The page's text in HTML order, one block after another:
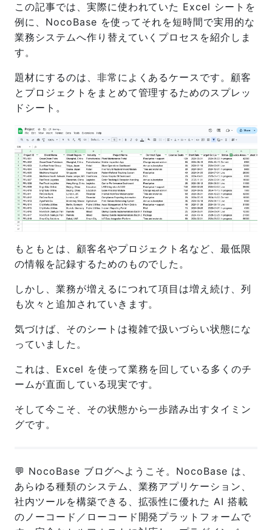
この記事では、実際に使われていた Excel シートを
例に、NocoBase を使ってそれを短時間で実用的な
業務システムへ作り替えていくプロセスを紹介しま
す。
題材にするのは、非常によくあるケースです。顧客
とプロジェクトをまとめて管理するためのスプレッ
ドシート。
もともとは、顧客名やプロジェクト名など、最低限
の情報を記録するためのものでした。
しかし、業務が増えるにつれて項目は増え続け、列
も次々と追加されていきます。
気づけば、そのシートは複雑で扱いづらい状態にな
っていました。
これは、Excel を使って業務を回している多くのチ
ームが直面している現実です。
そして今こそ、その状態から一歩踏み出すタイミン
グです。
💬 NocoBase ブログへようこそ。NocoBase は、
あらゆる種類のシステム、業務アプリケーション、
社内ツールを構築できる、拡張性に優れた AI 搭載
のノーコード／ローコード開発プラットフォームで